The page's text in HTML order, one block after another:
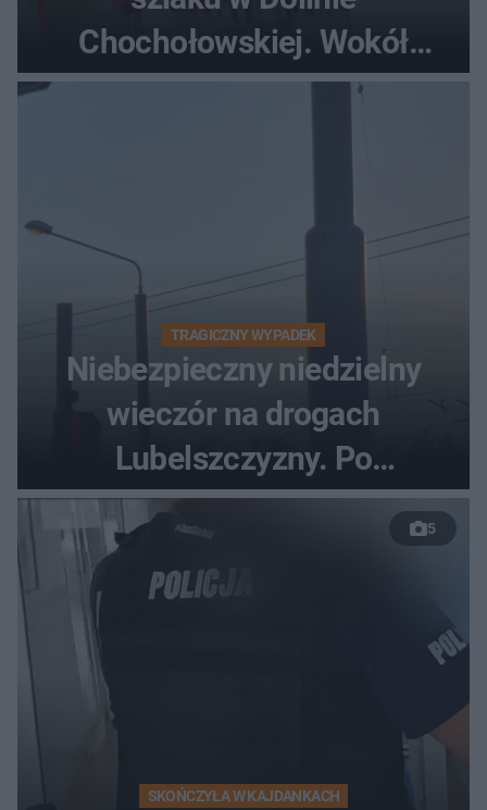
Chochołowskiej. Wokół
TRAGICZNY WYPADEK
Niebezpieczny niedzielny
wieczór na drogach
Lubelszczyzny. Po
nieudanym manewrze
wyprzedzania zginął
kierowca auta
5
SKOŃCZYŁA W KAJDANKACH